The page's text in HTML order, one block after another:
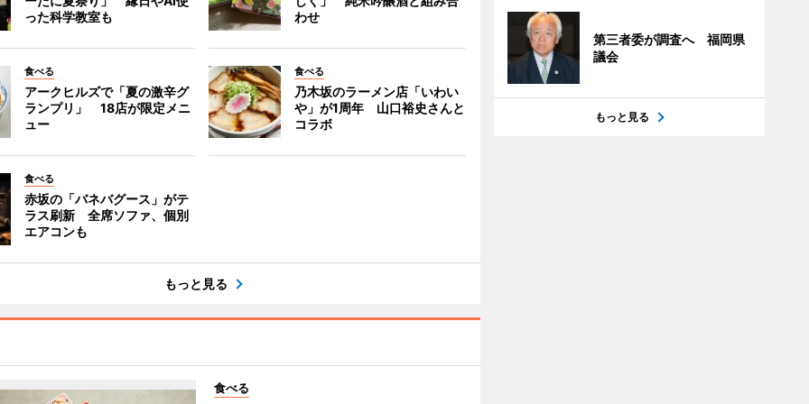
った科学教室も
わせ
食べる
アークヒルズで「夏の激辛グ
ランプリ」 18店が限定メニ
ュー
食べる
乃木坂のラーメン店「いわい
や」が1周年 山口裕史さんと
コラボ
食べる
赤坂の「バネバグース」がテ
ラス刷新 全席ソファ、個別
エアコンも
もっと見る
食べる
第三者委が調査へ 福岡県
議会
もっと見る